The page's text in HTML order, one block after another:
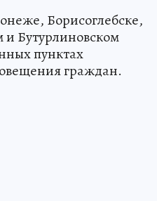
Борисоглебске,
и Бутурлиновском
пунктах
граждан.